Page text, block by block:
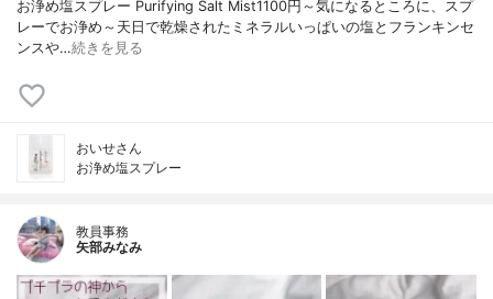
お浄め塩スプレー Purifying Salt Mist1100円～気になるところに、スプ
レーでお浄め～天日で乾燥されたミネラルいっぱいの塩とフランキンセ
ンスや…続きを見る
おいせさん
お浄め塩スプレー
教員事務
矢部みなみ